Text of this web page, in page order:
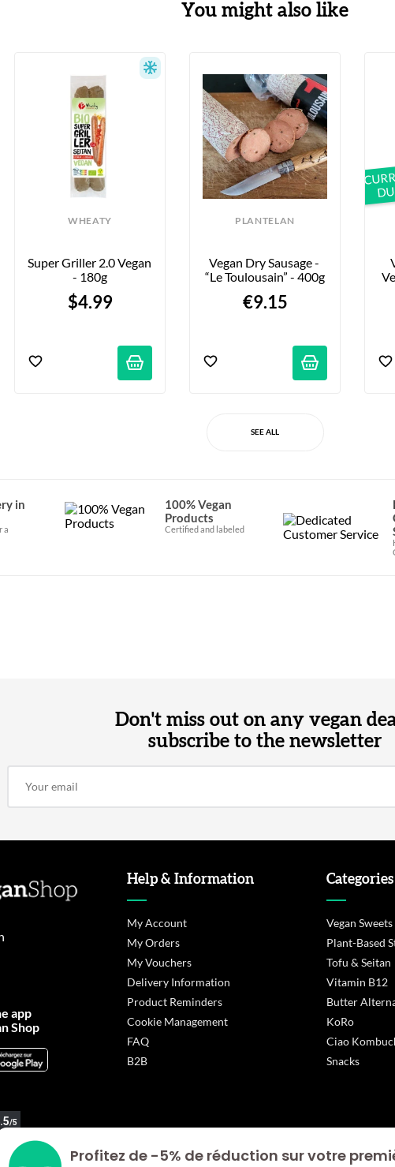
You might also like
WHEATY
Super Griller 2.0 Vegan
- 180g
$4.99
PLANTELAN
Vegan Dry Sausage -
“Le Toulousain” - 400g
€9.15
SEE ALL
in
a
100% Vegan
Products
Certified and labeled
Don't miss out on any vegan
subscribe to the newsletter
app
Shop
Help & Information
My Account
My Orders
My Vouchers
Delivery Information
Product Reminders
Cookie Management
FAQ
B2B
Categories
Vegan Sweets
Plant-Based
Tofu & Seitan
Vitamin B12
Butter
KoRo
Ciao
Snacks
Profitez de -5% de réduction sur votre